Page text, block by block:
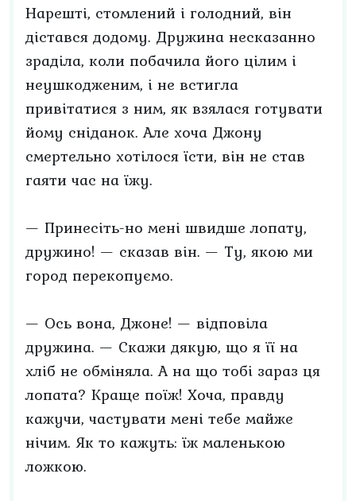
Нарешті, стомлений і голодний, він
дістався додому. Дружина несказанно
зраділа, коли побачила його цілим і
неушкодженим, і не встигла
привітатися з ним, як взялася готувати
йому сніданок. Але хоча Джону
смертельно хотілося їсти, він не став
гаяти час на їжу.
— Принесіть-но мені швидше лопату,
дружино! — сказав він. — Ту, якою ми
город перекопуємо.
— Ось вона, Джоне! — відповіла
дружина. — Скажи дякую, що я її на
хліб не обміняла. А на що тобі зараз ця
лопата? Краще поїж! Хоча, правду
кажучи, частувати мені тебе майже
нічим. Як то кажуть: їж маленькою
ложкою.